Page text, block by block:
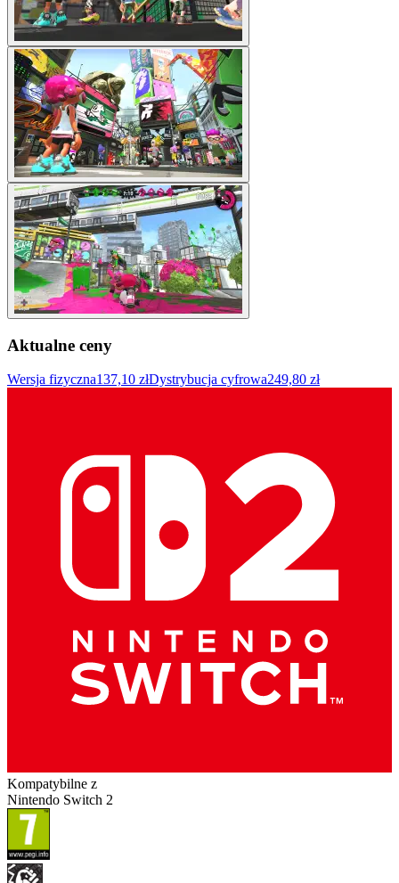
Aktualne ceny
Wersja fizyczna137,10 złDystrybucja cyfrowa249,80 zł
Kompatybilne z
Nintendo Switch 2